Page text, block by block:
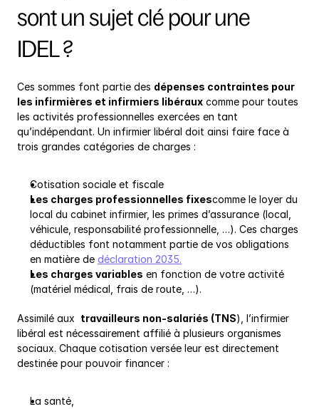
sont un sujet clé pour une
IDEL ?
Ces sommes font partie des dépenses contraintes pour
les infirmières et infirmiers libéraux comme pour toutes
les activités professionnelles exercées en tant
qu’indépendant. Un infirmier libéral doit ainsi faire face à
trois grandes catégories de charges :
Cotisation sociale et fiscale
Les charges professionnelles fixescomme le loyer du
local du cabinet infirmier, les primes d’assurance (local,
véhicule, responsabilité professionnelle, …). Ces charges
déductibles font notamment partie de vos obligations
en matière de déclaration 2035.
Les charges variables en fonction de votre activité
(matériel médical, frais de route, …).
Assimilé aux travailleurs non-salariés (TNS), l’infirmier
libéral est nécessairement affilié à plusieurs organismes
sociaux. Chaque cotisation versée leur est directement
destinée pour pouvoir financer :
La santé,